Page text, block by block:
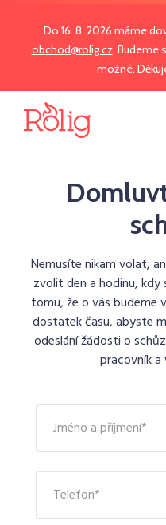
Do 16. 8. 2026 máme
obchod@rolig.cz. Budeme
možné.
Nemusíte nikam volat,
zvolit den a hodinu,
tomu, že o vás budeme
dostatek času, abyste
odeslání žádosti o
pracovník
Jméno a příjmení*
Telefon*